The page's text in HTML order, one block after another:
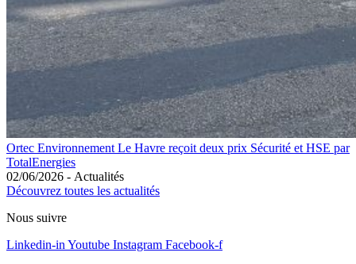
Ortec Environnement Le Havre reçoit deux prix Sécurité et HSE par
TotalEnergies
02/06/2026 - Actualités
Découvrez toutes les actualités
Nous suivre
Linkedin-in Youtube Instagram Facebook-f